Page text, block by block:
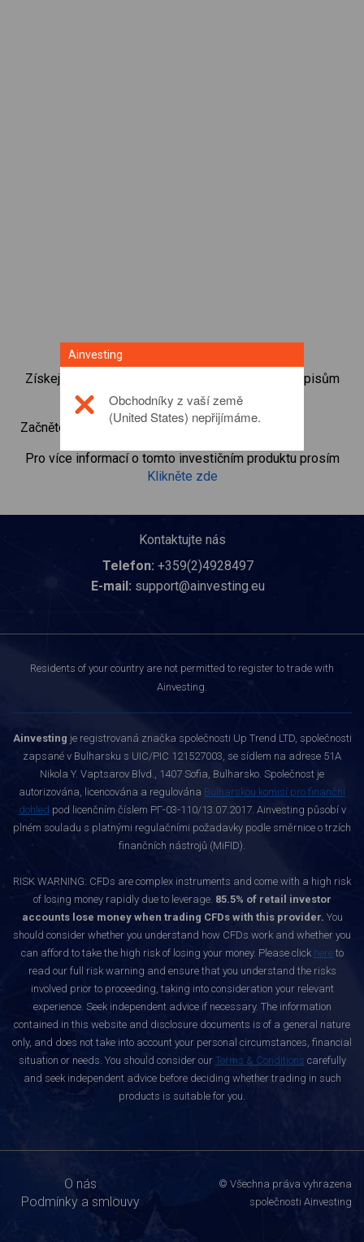
Získejte okamžitý přístup k nejoblíbenějším dluhopisům
přímo z naší obchodní CFD platformy.
Začněte obchodovat CFD vUS 30Y T-Note
Pro více informací o tomto investičním produktu prosím
Klikněte zde
Kontaktujte nás
Telefon: +359(2)4928497
E-mail: support@ainvesting.eu
Residents of your country are not permitted to register to trade with
Ainvesting.
Ainvesting je registrovaná značka společnosti Up Trend LTD, společnosti
zapsané v Bulharsku s UIC/PIC 121527003, se sídlem na adrese 51A
Nikola Y. Vaptsarov Blvd., 1407 Sofia, Bulharsko. Společnost je
autorizována, licencována a regulována Bulharskou komisí pro finanční
dohled pod licenčním číslem РГ-03-110/13.07.2017. Ainvesting působí v
plném souladu s platnými regulačními požadavky podle směrnice o trzích
finančních nástrojů (MiFID).
RISK WARNING: CFDs are complex instruments and come with a high risk
of losing money rapidly due to leverage. 85.5% of retail investor
accounts lose money when trading CFDs with this provider. You
should consider whether you understand how CFDs work and whether you
can afford to take the high risk of losing your money. Please click hereto
read our full risk warning and ensure that you understand the risks
involved prior to proceeding, taking into consideration your relevant
experience. Seek independent advice if necessary. The information
contained in this website and disclosure documents is of a general nature
only, and does not take into account your personal circumstances, financial
situation or needs. You should consider our Terms & Conditions carefully
and seek independent advice before deciding whether trading in such
products is suitable for you.
O nás
Podmínky a smlouvy
© Všechna práva vyhrazena
společnosti Ainvesting
Ainvesting
Obchodníky z vaší země
(United States) nepřijímáme.